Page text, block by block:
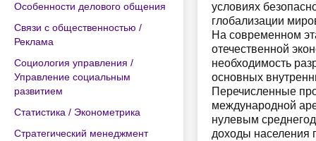
Особенности делового общения
Связи с общественностью /
Реклама
Социология управления /
Управление социальным
развитием
Статистика / Эконометрика
Стратегический менеджмент
условиях
глобализации
На современном
отечественной
необходимость
основных
Перечисленные
международной
нулевым
доходы населения